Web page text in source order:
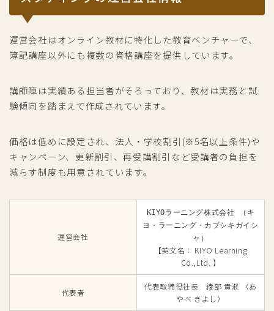
運営会社はオンライン教材に特化した教育ベンチャーで、
簿記講座以外にも複数の資格講座を提供しています。
講師陣は実績ある担当者がそろっており、教材は実務と試
験傾向を踏まえて作成されています。
価格は低めに設定され、法人・学校割引(※5名以上条件)や
キャンペーン、更新割引、再受講割引など受講者の負担を
減らす制度も用意されています。
運営会社
KIYOラーニング株式会社 （キ
ヨ・ラーニング・カブシキガイシ
ャ）
【英文名： KIYO Learning
Co.,Ltd. 】
代表者
代表取締役社長 綾部 貴淑 （あ
やべ きよし）